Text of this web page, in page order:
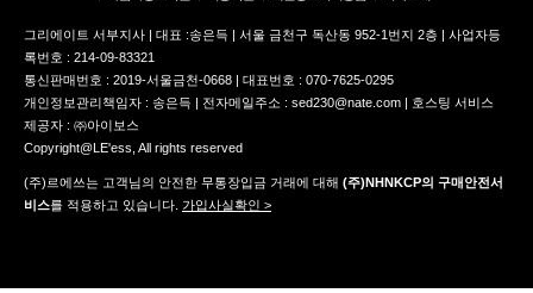
그리에이트 서부지사 | 대표 :송은득 | 서울 금천구 독산동 952-1번지 2층 | 사업자등
록번호 : 214-09-83321
통신판매번호 : 2019-서울금천-0668 | 대표번호 : 070-7625-0295
개인정보관리책임자 : 송은득 | 전자메일주소 : sed230@nate.com | 호스팅 서비스
제공자 : ㈜아이보스
Copyright@LE'ess, All rights reserved
(주)르에쓰는 고객님의 안전한 무통장입금 거래에 대해 (주)NHNKCP의 구매안전서
비스를 적용하고 있습니다. 가입사실확인 >